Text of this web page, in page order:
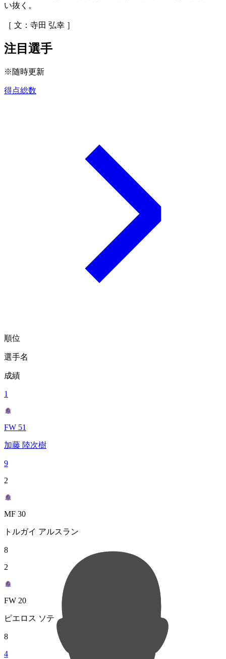
い抜く。
［ 文：寺田 弘幸 ］
注目選手
※随時更新
得点総数
順位
選手名
成績
1
FW 51
加藤 陸次樹
9
2
MF 30
トルガイ アルスラン
8
2
FW 20
ピエロス ソティリウ
8
4